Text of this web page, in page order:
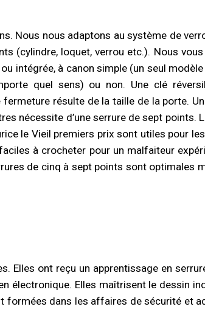
Nous nous adaptons au système de
(cylindre, loquet, verrou etc.). Nous
intégrée, à canon simple (un seul
quel sens) ou non. Une clé
résulte de la taille de la porte.
nécessite d’une serrure de sept points.
le Vieil premiers prix sont utiles pour
à crocheter pour un malfaiteur
de cinq à sept points sont optimales
Elles ont reçu un apprentissage en
électronique. Elles maîtrisent le dessin
formées dans les affaires de sécurité et